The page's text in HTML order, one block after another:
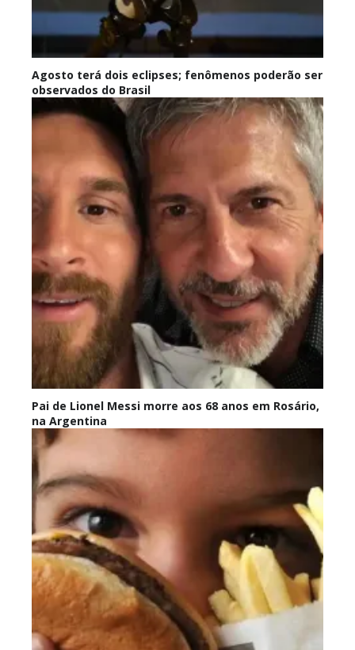
Agosto terá dois eclipses; fenômenos poderão ser
observados do Brasil
Pai de Lionel Messi morre aos 68 anos em Rosário,
na Argentina